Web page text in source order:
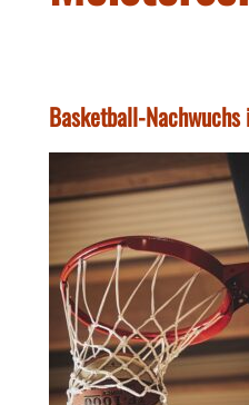
Basketball-